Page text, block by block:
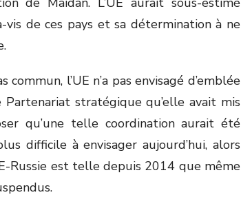
vis de ces pays et sa détermination à ne
commun, l’UE n’a pas envisagé d’emblée
stratégique qu’elle avait mis
qu’une telle coordination aurait été
difficile à envisager aujourd’hui, alors
Russie est telle depuis 2014 que même